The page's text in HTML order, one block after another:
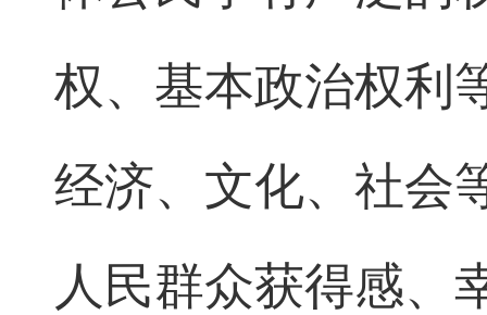
权、基本政治权利
经济、文化、社会
人民群众获得感、